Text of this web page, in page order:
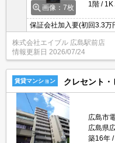
画像：7枚
1階
1K
保証会社加入要(初回3.3万
株式会社エイブル 広島駅前店
情報更新日 2026/07/24
賃貸マンション クレセント・
広島市
広島県
築16年